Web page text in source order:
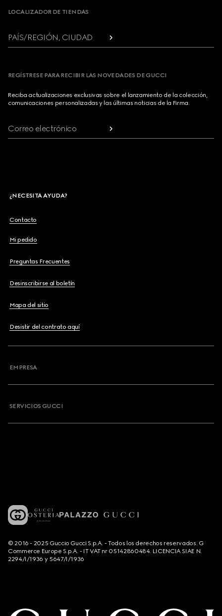
LOCALIZADOR DE TIENDAS
PAÍS/REGIÓN, CIUDAD
REGÍSTRESE PARA RECIBIR LAS NOVEDADES DE GUCCI
Reciba actualizaciones exclusivas sobre el lanzamiento de la colección,
comunicaciones personalizadas y las últimas noticias de la Firma.
Correo electrónico
¿NECESITA AYUDA?
Contacto
Mi pedido
Preguntas Frecuentes
Desinscribirse al boletín
Mapa del sitio
Desistir del contrato aquí
EMPRESA
SERVICIOS GUCCI
© 2016 - 2025 Guccio Gucci S.p.A. - Todos los derechos reservados. G
Commerce Europe S.p.A. - IT VAT nr 05142860484. LICENCIA SIAE N.
2294/I/1936 y 5647/I/1936